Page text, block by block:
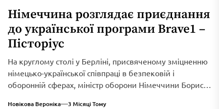
Німеччина розглядає приєднання
до української програми Brave1 –
Пісторіус
На круглому столі у Берліні, присвяченому зміцненню
німецько-української співпраці в безпековій і
оборонній сферах, міністр оборони Німеччини Борис
Новікова Вероніка 3 Місяці Тому